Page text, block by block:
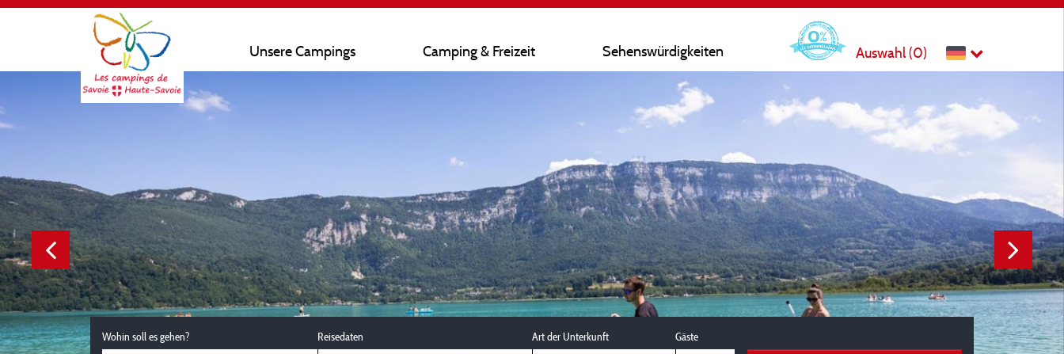
Unsere Campings Camping & Freizeit Sehenswürdigkeiten Auswahl (0)
Wohin soll es gehen? Reisedaten Art der Unterkunft Gäste